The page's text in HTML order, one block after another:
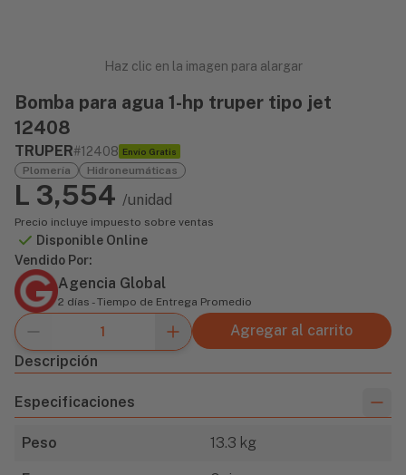
Haz clic en la imagen para alargar
Bomba para agua 1-hp truper tipo jet
12408
TRUPER#12408 Envío Gratis
Plomería Hidroneumáticas
L 3,554 /unidad
Precio incluye impuesto sobre ventas
Disponible Online
Vendido Por:
Agencia Global
2 días - Tiempo de Entrega Promedio
Agregar al carrito
Descripción
Especificaciones
Peso 13.3 kg